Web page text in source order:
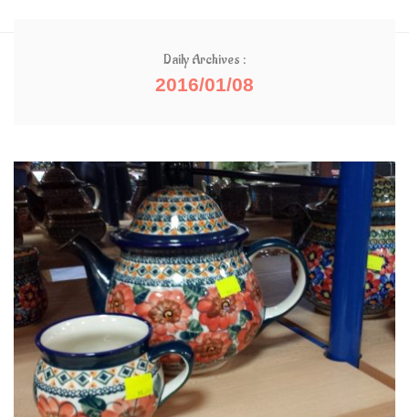
Daily Archives :
2016/01/08